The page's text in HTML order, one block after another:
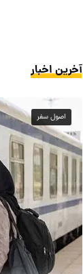
آخرین اخبار
اصول سفر